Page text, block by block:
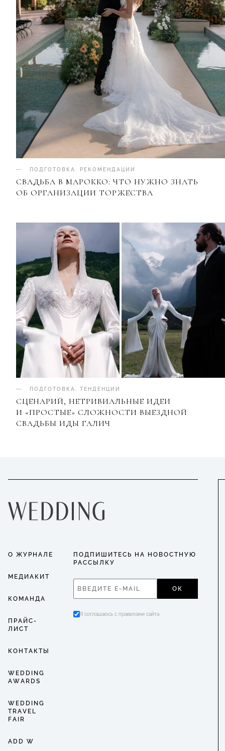
ПОДГОТОВКА. РЕКОМЕНДАЦИИ
СВАДЬБА В МАРОККО: ЧТО НУЖНО ЗНАТЬ
ОБ ОРГАНИЗАЦИИ ТОРЖЕСТВА
ПОДГОТОВКА. ТЕНДЕНЦИИ
СЦЕНАРИЙ, НЕТРИВИАЛЬНЫЕ ИДЕИ
И «ПРОСТЫЕ» СЛОЖНОСТИ ВЫЕЗДНОЙ
СВАДЬБЫ ИДЫ ГАЛИЧ
О ЖУРНАЛЕ
МЕДИАКИТ
КОМАНДА
ПРАЙС-
ЛИСТ
КОНТАКТЫ
WEDDING
AWARDS
WEDDING
TRAVEL
FAIR
ADD W
ПОДПИШИТЕСЬ НА НОВОСТНУЮ
РАССЫЛКУ
ОК
Я соглашаюсь с правилами сайта